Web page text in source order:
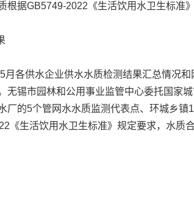
据GB5749-2022《生活饮用水卫生标准》
供水企业供水水质检测结果汇总情况和
无锡市园林和公用事业监管中心委托国家
厂的5个管网水水质监测代表点、环城乡
《生活饮用水卫生标准》规定要求，水质